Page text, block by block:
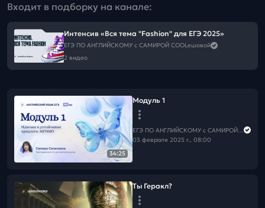
Входит в подборку на канале:
Интенсив «Вся тема "Fashion" для ЕГЭ 2025»
ЕГЭ ПО АНГЛИЙСКОМУ с САМИРОЙ COOLешовой
2 видео
34:25
Модуль 1
ЕГЭ ПО АНГЛИЙСКОМУ с САМИРОЙ COOLешовой
03 февраля 2025 г., 08:00
Ты Геракл?